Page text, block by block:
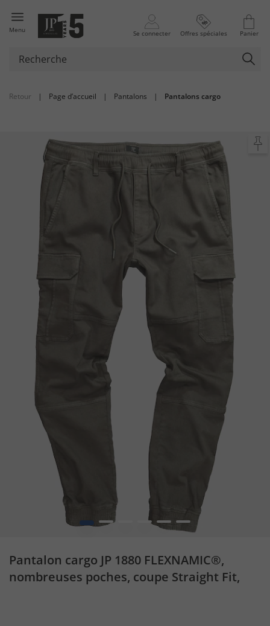
Menu Se connecter Offres spéciales Panier
Retour | Page d’accueil | Pantalons | Pantalons cargo
1 2 5 6
Pantalon cargo JP 1880 FLEXNAMIC®,
nombreuses poches, coupe Straight Fit,